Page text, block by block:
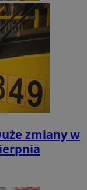
zmiany w